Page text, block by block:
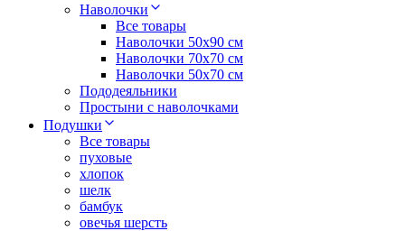
Наволочки
Все товары
Наволочки 50x90 см
Наволочки 70x70 cм
Наволочки 50х70 см
Пододеяльники
Простыни с наволочками
Подушки
Все товары
пуховые
хлопок
шелк
бамбук
овечья шерсть